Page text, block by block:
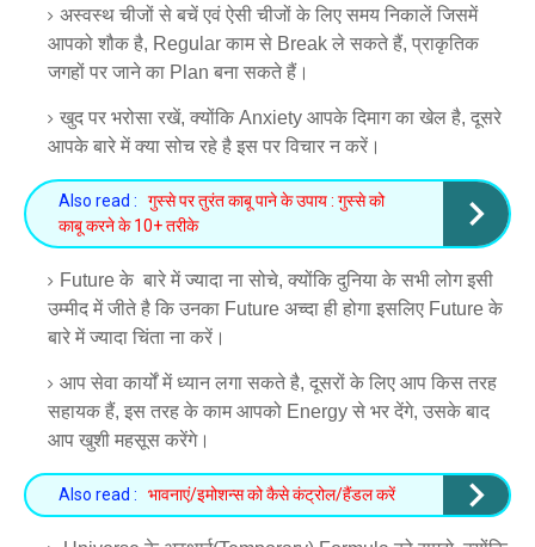
अस्वस्थ चीजों से बचें एवं ऐसी चीजों के लिए समय निकालें जिसमें
आपको शौक है, Regular काम से Break ले सकते हैं, प्राकृतिक
जगहों पर जाने का Plan बना सकते हैं।
खुद पर भरोसा रखें, क्योंकि Anxiety आपके दिमाग का खेल है, दूसरे
आपके बारे में क्या सोच रहे है इस पर विचार न करें।
Also read :
गुस्से पर तुरंत काबू पाने के उपाय : गुस्से को
काबू करने के 10+ तरीके
Future के बारे में ज्यादा ना सोचे, क्योंकि दुनिया के सभी लोग इसी
उम्मीद में जीते है कि उनका Future अच्दा ही होगा इसलिए Future के
बारे में ज्यादा चिंता ना करें।
आप सेवा कार्यों में ध्यान लगा सकते है, दूसरों के लिए आप किस तरह
सहायक हैं, इस तरह के काम आपको Energy से भर देंगे, उसके बाद
आप खुशी महसूस करेंगे।
Also read : भावनाएं/इमोशन्स को कैसे कंट्रोल/हैंडल करें